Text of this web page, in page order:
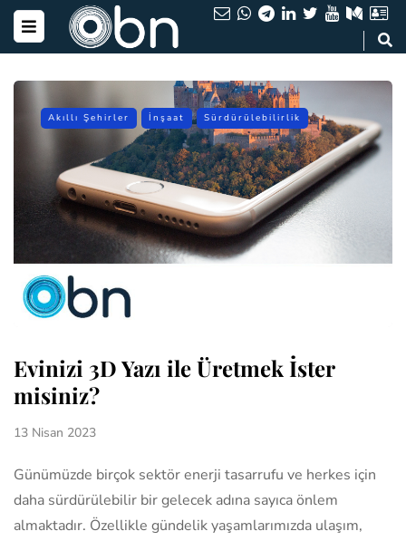
Akıllı Şehirler İnşaat Sürdürülebilirlik
Evinizi 3D Yazı ile Üretmek İster
misiniz?
13 Nisan 2023
Günümüzde birçok sektör enerji tasarrufu ve herkes için
daha sürdürülebilir bir gelecek adına sayıca önlem
almaktadır. Özellikle gündelik yaşamlarımızda ulaşım,